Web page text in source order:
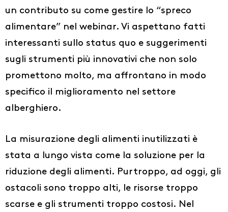
un contributo su come gestire lo “spreco
alimentare” nel webinar. Vi aspettano fatti
interessanti sullo status quo e suggerimenti
sugli strumenti più innovativi che non solo
promettono molto, ma affrontano in modo
specifico il miglioramento nel settore
alberghiero.
La misurazione degli alimenti inutilizzati è
stata a lungo vista come la soluzione per la
riduzione degli alimenti. Purtroppo, ad oggi, gli
ostacoli sono troppo alti, le risorse troppo
scarse e gli strumenti troppo costosi. Nel